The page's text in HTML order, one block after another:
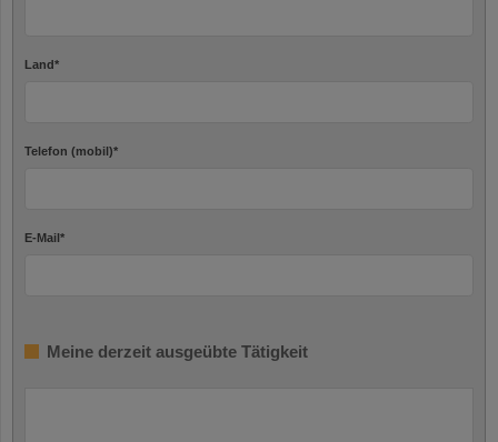
Land*
Telefon (mobil)*
E-Mail *
Meine derzeit ausgeübte Tätigkeit